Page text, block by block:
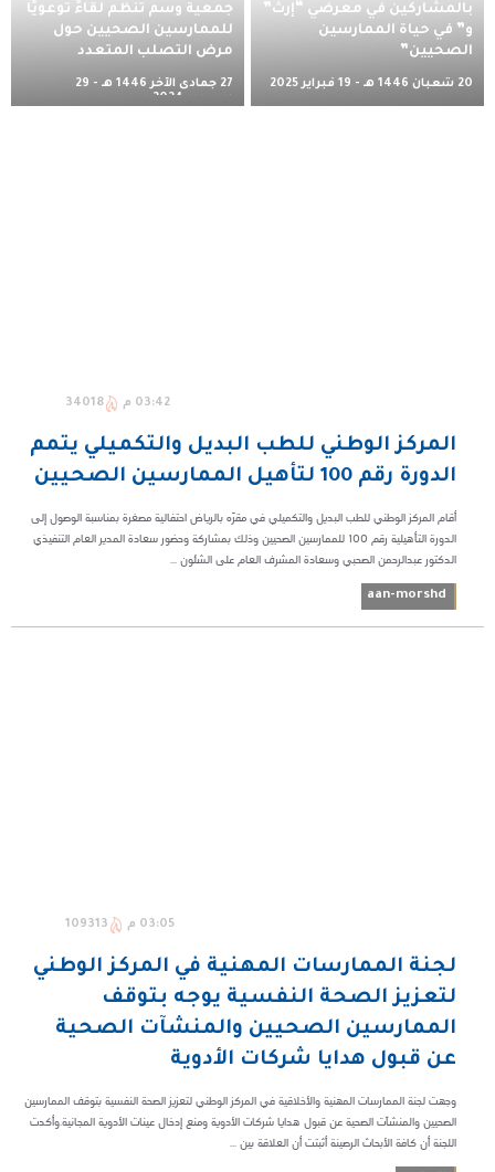
بالمشاركين في معرضي “إرث”
و” في حياة الممارسين
الصحيين”
20 شعبان 1446 هـ - 19 فبراير 2025
جمعية وسم تنظم لقاءً توعويًا
للممارسين الصحيين حول
مرض التصلب المتعدد
27 جمادى الآخر 1446 هـ - 29
ديسمبر 2024 م
03:42 م 34018
المركز الوطني للطب البديل والتكميلي يتمم
الدورة رقم 100 لتأهيل الممارسين الصحيين
أقام المركز الوطني للطب البديل والتكميلي في مقرّه بالرياض احتفالية مصغرة بمناسبة الوصول إلى
الدورة التأهيلية رقم ١٠٠ للممارسين الصحيين وذلك بمشاركة وحضور سعادة المدير العام التنفيذي
الدكتور عبدالرحمن الصحبي وسعادة المشرف العام على الشئون ...
aan-morshd
03:05 م 109313
لجنة الممارسات المهنية في المركز الوطني
لتعزيز الصحة النفسية يوجه بتوقف
الممارسين الصحيين والمنشآت الصحية
عن قبول هدايا شركات الأدوية
وجهت لجنة الممارسات المهنية والأخلاقية في المركز الوطني لتعزيز الصحة النفسية بتوقف الممارسين
الصحيين والمنشآت الصحية عن قبول هدايا شركات الأدوية ومنع إدخال عينات الأدوية المجانية.وأكدت
اللجنة أن كافة الأبحاث الرصينة أثبتت أن العلاقة بين ...